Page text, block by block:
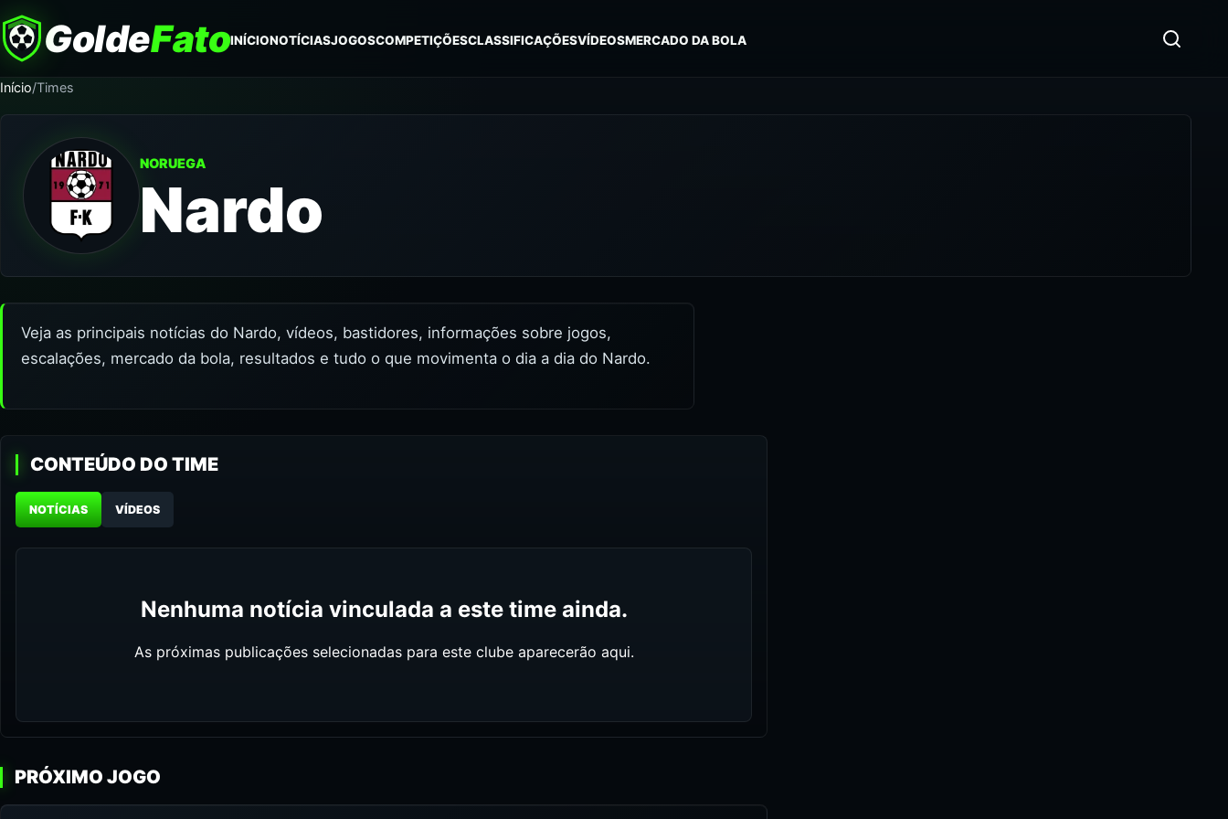
GoldeFatoINÍCIONOTÍCIASJOGOSCOMPETIÇÕESCLASSIFICAÇÕESVÍDEOSMERCADO DA BOLA
Início/Times
NORUEGA
Nardo
Veja as principais notícias do Nardo, vídeos, bastidores, informações sobre jogos,
escalações, mercado da bola, resultados e tudo o que movimenta o dia a dia do Nardo.
CONTEÚDO DO TIME
NOTÍCIAS VÍDEOS
Nenhuma notícia vinculada a este time ainda.
As próximas publicações selecionadas para este clube aparecerão aqui.
PRÓXIMO JOGO